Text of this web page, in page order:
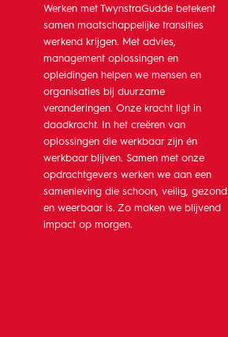
Werken met TwynstraGudde betekent
samen maatschappelijke transities
werkend krijgen. Met advies,
management oplossingen en
opleidingen helpen we mensen en
organisaties bij duurzame
veranderingen. Onze kracht ligt in
daadkracht. In het creëren van
oplossingen die werkbaar zijn én
werkbaar blijven. Samen met onze
opdrachtgevers werken we aan een
samenleving die schoon, veilig, gezond
en weerbaar is. Zo maken we blijvend
impact op morgen.